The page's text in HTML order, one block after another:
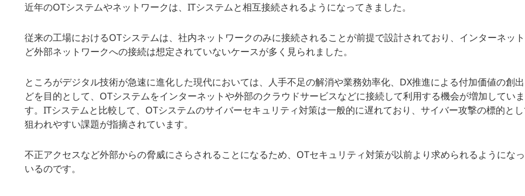
近年のOTシステムやネットワークは、ITシステムと相互接続されるようになってきました。
従来の工場におけるOTシステムは、社内ネットワークのみに接続されることが前提で設計されており、インターネッ
ど外部ネットワークへの接続は想定されていないケースが多く見られました。
ところがデジタル技術が急速に進化した現代においては、人手不足の解消や業務効率化、DX推進による付加価値の創
どを目的として、OTシステムをインターネットや外部のクラウドサービスなどに接続して利用する機会が増加していま
す。ITシステムと比較して、OTシステムのサイバーセキュリティ対策は一般的に遅れており、サイバー攻撃の標的と
狙われやすい課題が指摘されています。
不正アクセスなど外部からの脅威にさらされることになるため、OTセキュリティ対策が以前より求められるようにな
いるのです。